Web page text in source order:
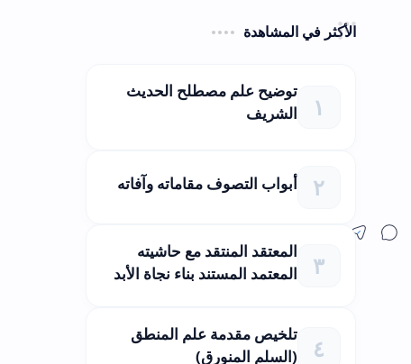
الأكثر في المشاهدة
توضيح علم مصطلح الحديث
الشريف
أبواب التصوف مقاماته وآفاته
المعتقد المنتقد مع حاشيته
المعتمد المستند بناء نجاة الأبد
تلخيص مقدمة علم المنطق
(السلم المنورق)